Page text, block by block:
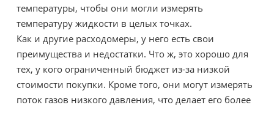
температуры, чтобы они могли измерять
температуру жидкости в целых точках.
Как и другие расходомеры, у него есть свои
преимущества и недостатки. Что ж, это хорошо для
тех, у кого ограниченный бюджет из-за низкой
стоимости покупки. Кроме того, они могут измерять
поток газов низкого давления, что делает его более